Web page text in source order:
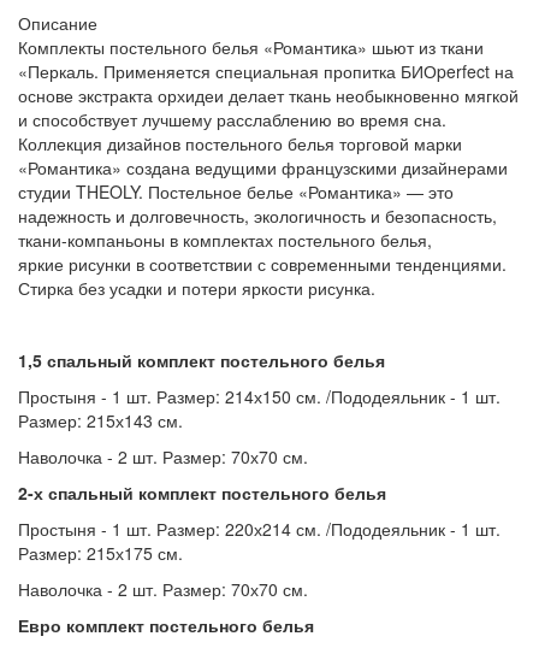
Описание
Комплекты постельного белья «Романтика» шьют из ткани
«Перкаль. Применяется специальная пропитка БИОperfect на
основе экстракта орхидеи делает ткань необыкновенно мягкой
и способствует лучшему расслаблению во время сна.
Коллекция дизайнов постельного белья торговой марки
«Романтика» создана ведущими французскими дизайнерами
студии THEOLY. Постельное белье «Романтика» — это
надежность и долговечность, экологичность и безопасность,
ткани-компаньоны в комплектах постельного белья,
яркие рисунки в соответствии с современными тенденциями.
Стирка без усадки и потери яркости рисунка.
1,5 спальный комплект постельного белья
Простыня - 1 шт. Размер: 214х150 см. /Пододеяльник - 1 шт.
Размер: 215х143 см.
Наволочка - 2 шт. Размер: 70х70 см.
2-х спальный комплект постельного белья
Простыня - 1 шт. Размер: 220х214 см. /Пододеяльник - 1 шт.
Размер: 215х175 см.
Наволочка - 2 шт. Размер: 70х70 см.
Евро комплект постельного белья